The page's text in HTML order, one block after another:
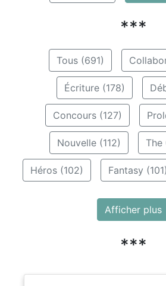
***
Tous (691)
Écriture (178)
Concours (127)
Nouvelle (112) The
Héros (102) Fantasy (101)
Afficher plus
***